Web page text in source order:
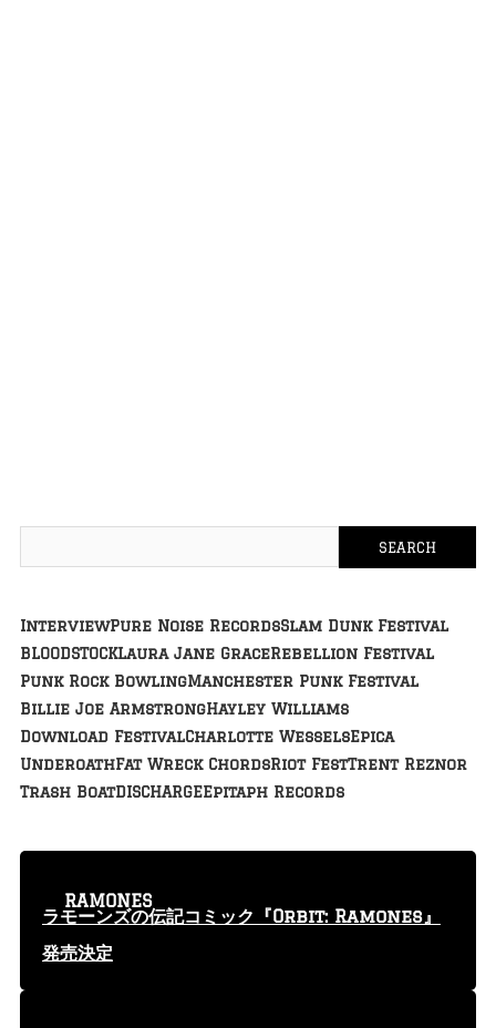
InterviewPure Noise RecordsSlam Dunk Festival
BLOODSTOCKLaura Jane GraceRebellion Festival
Punk Rock BowlingManchester Punk Festival
Billie Joe ArmstrongHayley Williams
Download FestivalCharlotte WesselsEpica
UnderoathFat Wreck ChordsRiot FestTrent Reznor
Trash BoatDISCHARGEEpitaph Records
ラモーンズの伝記コミック『Orbit: Ramones』
発売決定
RAMONES